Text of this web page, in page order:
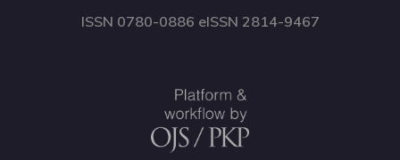
ISSN 0780-0886 eISSN 2814-9467